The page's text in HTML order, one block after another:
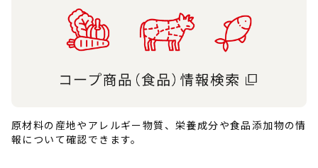
原材料の産地やアレルギー物質、栄養成分や食品添加物の情
報について確認できます。